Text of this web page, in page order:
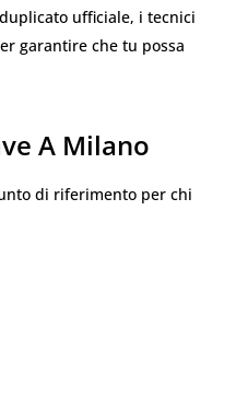
ufficiale, i tecnici
garantire che tu possa
A Milano
di riferimento per chi